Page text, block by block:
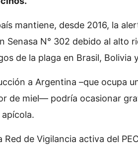
mantiene, desde 2016, la
Senasa N° 302 debido al alto
de la plaga en Brasil, Bolivia
a Argentina –que ocupa
de miel— podría ocasionar
Red de Vigilancia activa del